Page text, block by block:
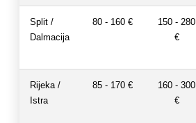
Split /
Dalmacija
80 - 160 €
150 - 280
€
Rijeka /
Istra
85 - 170 €
160 - 300
€